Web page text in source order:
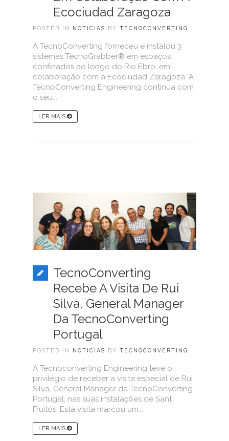
Ecociudad Zaragoza
POSTED IN NOTICIAS BY TECNOCONVERTING
A TecnoConverting forneceu e instalou 3
sistemas TecnoGrabber® em espaços
confinados ao longo do Rio Ebro, em
colaboração com a Ecociudad Zaragoza. A
TecnoConverting Engineering continua com
o seu...
LER MAIS
TecnoConverting
Recebe A Visita De Rui
Silva, General Manager
Da TecnoConverting
Portugal
POSTED IN NOTICIAS BY TECNOCONVERTING
A Tecnoconverting Engineering teve o
privilégio de receber a visita especial de Rui
Silva, General Manager da TecnoConverting
Portugal, nas suas instalações de Sant
Fruitós. Esta visita marcou um...
LER MAIS